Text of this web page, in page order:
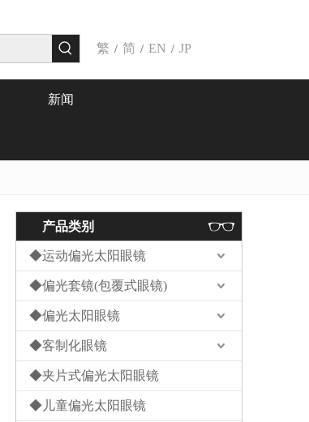
繁 / 简 / EN / JP
新闻
产品类别
◆运动偏光太阳眼镜
◆偏光套镜(包覆式眼镜)
◆偏光太阳眼镜
◆客制化眼镜
◆夹片式偏光太阳眼镜
◆儿童偏光太阳眼镜